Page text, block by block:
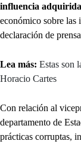
influencia
económico sobre las
declaración de
Lea más: Estas son
Horacio Cartes
Con relación al
departamento de
prácticas corruptas,